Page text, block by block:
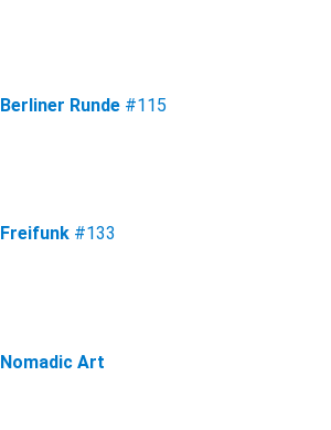
Berliner Runde #115
Freifunk #133
Nomadic Art